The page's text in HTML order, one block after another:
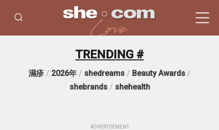
TRENDING #
濕疹 / 2026年 / shedreams / Beauty Awards /
shebrands/ shehealth
ADVERTISEMENT